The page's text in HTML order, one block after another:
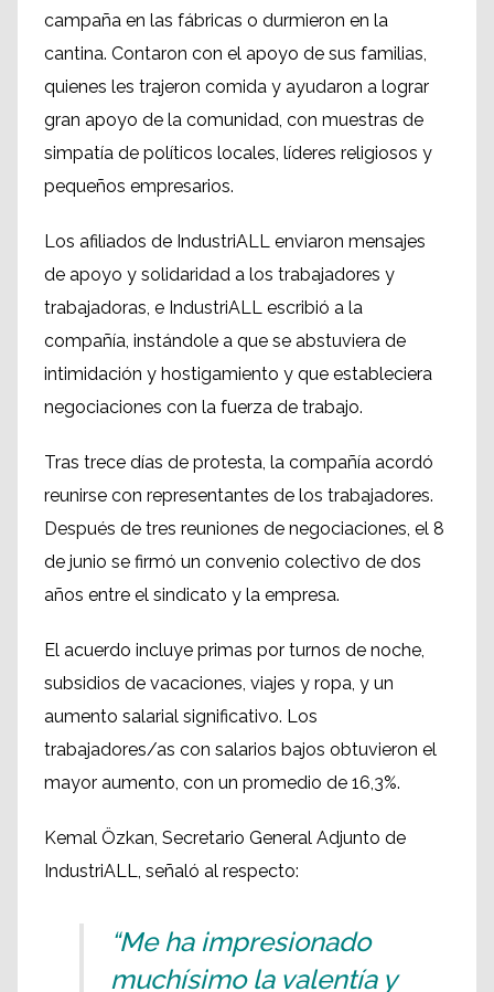
campaña en las fábricas o durmieron en la
cantina. Contaron con el apoyo de sus familias,
quienes les trajeron comida y ayudaron a lograr
gran apoyo de la comunidad, con muestras de
simpatía de políticos locales, líderes religiosos y
pequeños empresarios.
Los afiliados de IndustriALL enviaron mensajes
de apoyo y solidaridad a los trabajadores y
trabajadoras, e IndustriALL escribió a la
compañía, instándole a que se abstuviera de
intimidación y hostigamiento y que estableciera
negociaciones con la fuerza de trabajo.
Tras trece días de protesta, la compañía acordó
reunirse con representantes de los trabajadores.
Después de tres reuniones de negociaciones, el 8
de junio se firmó un convenio colectivo de dos
años entre el sindicato y la empresa.
El acuerdo incluye primas por turnos de noche,
subsidios de vacaciones, viajes y ropa, y un
aumento salarial significativo. Los
trabajadores/as con salarios bajos obtuvieron el
mayor aumento, con un promedio de 16,3%.
Kemal Özkan, Secretario General Adjunto de
IndustriALL, señaló al respecto:
“Me ha impresionado
muchísimo la valentía y